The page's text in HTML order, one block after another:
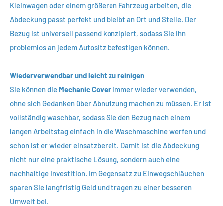
Kleinwagen oder einem größeren Fahrzeug arbeiten, die
Abdeckung passt perfekt und bleibt an Ort und Stelle. Der
Bezug ist universell passend konzipiert, sodass Sie ihn
problemlos an jedem Autositz befestigen können.
Wiederverwendbar und leicht zu reinigen
Sie können die Mechanic Cover immer wieder verwenden,
ohne sich Gedanken über Abnutzung machen zu müssen. Er ist
vollständig waschbar, sodass Sie den Bezug nach einem
langen Arbeitstag einfach in die Waschmaschine werfen und
schon ist er wieder einsatzbereit. Damit ist die Abdeckung
nicht nur eine praktische Lösung, sondern auch eine
nachhaltige Investition. Im Gegensatz zu Einwegschläuchen
sparen Sie langfristig Geld und tragen zu einer besseren
Umwelt bei.